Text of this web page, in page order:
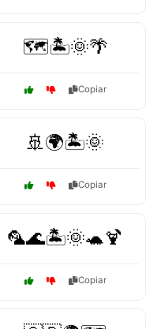
🗺️🏝️🌞🌴
Copiar
🚢🌍🏝️🌞
Copiar
🦜🌊🏝️🌞🐢🍹
Copiar